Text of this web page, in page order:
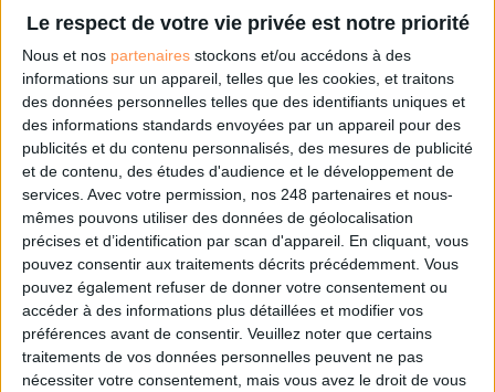
Le respect de votre vie privée est notre priorité
Nous et nos partenaires stockons et/ou accédons à des
informations sur un appareil, telles que les cookies, et traitons
des données personnelles telles que des identifiants uniques et
des informations standards envoyées par un appareil pour des
publicités et du contenu personnalisés, des mesures de publicité
et de contenu, des études d'audience et le développement de
services. Avec votre permission, nos 248 partenaires et nous-
mêmes pouvons utiliser des données de géolocalisation
précises et d’identification par scan d'appareil. En cliquant, vous
pouvez consentir aux traitements décrits précédemment. Vous
pouvez également refuser de donner votre consentement ou
accéder à des informations plus détaillées et modifier vos
préférences avant de consentir. Veuillez noter que certains
traitements de vos données personnelles peuvent ne pas
nécessiter votre consentement, mais vous avez le droit de vous
Le 10/juin/2016
Maxime Grimbert
Danielle est responsable des archives d'une grande entreprise industrielle.
Depuis environ deux ans, sa mission consiste à en externaliser les archives
papier.
Lire la suite...
Les documents du futur